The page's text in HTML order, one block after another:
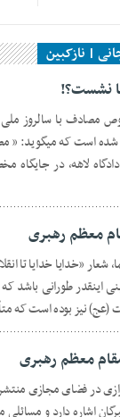
نشست؟!
مصادف با سالروز
است که میگوید: «
لاهه، در جایگاه
معظم رهبری
«خدایا خدایا تا
اینقدر طورانی
نیز بوده است که
معظم رهبری
در فضای مجازی